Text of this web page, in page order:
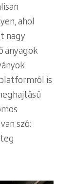
ahol
nagy
anyagok
is
szó: